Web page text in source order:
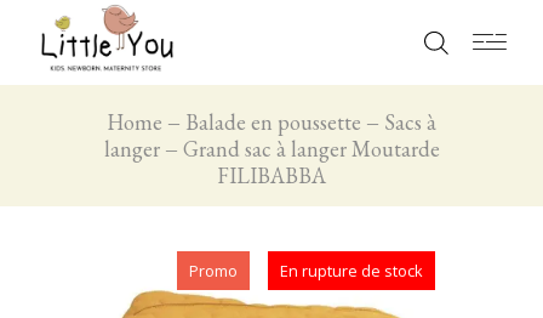
Home Balade en poussette
Sacs à
langer
Grand sac à langer Moutarde
FILIBABBA
Promo En rupture de stock